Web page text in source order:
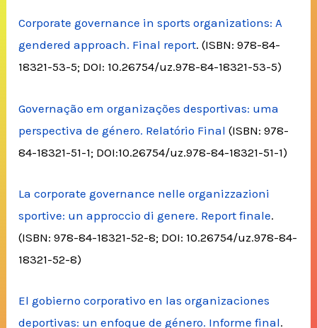
Corporate governance in sports organizations: A
gendered approach. Final report. (ISBN: 978-84-
18321-53-5; DOI: 10.26754/uz.978-84-18321-53-5)
Governação em organizações desportivas: uma
perspectiva de género. Relatório Final (ISBN: 978-
84-18321-51-1; DOI:10.26754/uz.978-84-18321-51-1)
La corporate governance nelle organizzazioni
sportive: un approccio di genere. Report finale.
(ISBN: 978-84-18321-52-8; DOI: 10.26754/uz.978-84-
18321-52-8)
El gobierno corporativo en las organizaciones
deportivas: un enfoque de género. Informe final.